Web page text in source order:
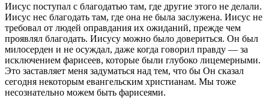
Иисус поступал с благодатью там, где другие этого не делали.
Иисус нес благодать там, где она не была заслужена. Иисус не
требовал от людей оправдания их ожиданий, прежде чем
проявлял благодать. Иисусу можно было довериться. Он был
милосерден и не осуждал, даже когда говорил правду — за
исключением фарисеев, которые были глубоко лицемерными.
Это заставляет меня задуматься над тем, что бы Он сказал
сегодня некоторым евангельским христианам. Мы тоже
несознательно можем быть фарисеями.